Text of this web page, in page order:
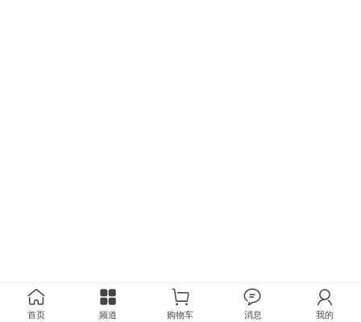
首页 频道 购物车 消息 我的